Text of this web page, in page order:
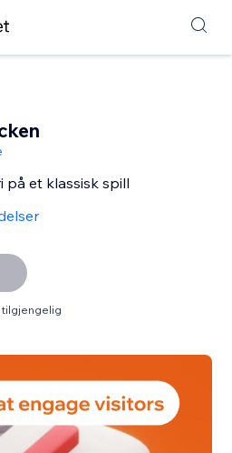
på et klassisk spill
tilgjengelig